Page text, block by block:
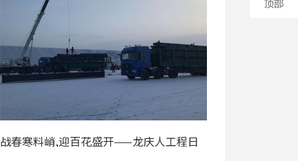
战春寒料峭,迎百花盛开——龙庆人工程日
志2020年4月8